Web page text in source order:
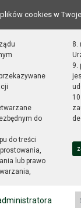
cookies w
do
do treści
lub prawo
8.
9.